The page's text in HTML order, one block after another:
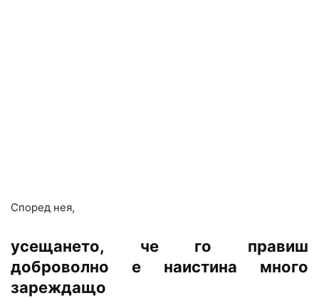
Според нея,
усещането, че го правиш
доброволно е наистина много
зареждащо